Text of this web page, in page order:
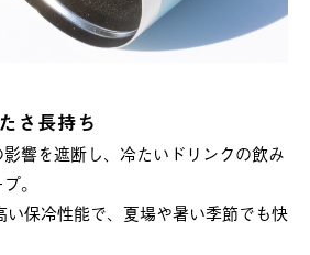
さ長持ち
響を遮断し、冷たいドリンクの飲み
。
保冷性能で、夏場や暑い季節でも快